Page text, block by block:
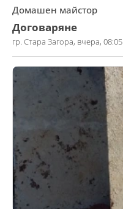
Домашен майстор
Договаряне
гр. Стара Загора, вчера, 08:05